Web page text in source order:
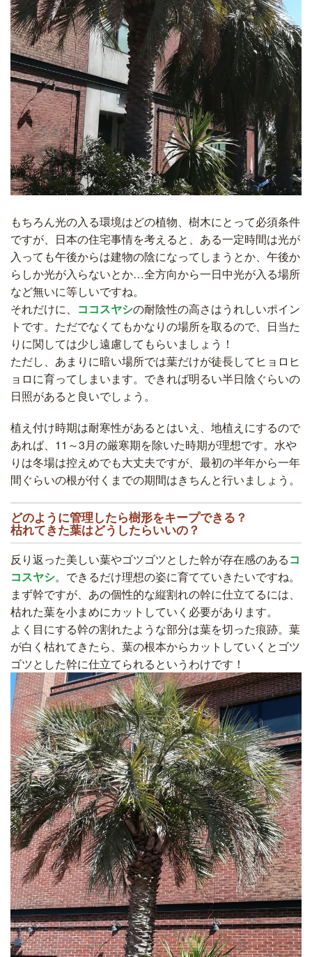
もちろん光の入る環境はどの植物、樹木にとって必須条件
ですが、日本の住宅事情を考えると、ある一定時間は光が
入っても午後からは建物の陰になってしまうとか、午後か
らしか光が入らないとか…全方向から一日中光が入る場所
など無いに等しいですね。
それだけに、 ココスヤシの耐陰性の高さはうれしいポイン
トです。ただでなくてもかなりの場所を取るので、日当た
りに関しては少し遠慮してもらいましょう！
ただし、あまりに暗い場所では葉だけが徒長してヒョロヒ
ョロに育ってしまいます。できれば明るい半日陰ぐらいの
日照があると良いでしょう。
植え付け時期は耐寒性があるとはいえ、地植えにするので
あれば、11～3月の厳寒期を除いた時期が理想です。水や
りは冬場は控えめでも大丈夫ですが、最初の半年から一年
間ぐらいの根が付くまでの期間はきちんと行いましょう。
どのように管理したら樹形をキープできる？
枯れてきた葉はどうしたらいいの？
反り返った美しい葉やゴツゴツとした幹が存在感のあるコ
コスヤシ。できるだけ理想の姿に育てていきたいですね。
まず幹ですが、あの個性的な縦割れの幹に仕立てるには、
枯れた葉を小まめにカットしていく必要があります。
よく目にする幹の割れたような部分は葉を切った痕跡。葉
が白く枯れてきたら、葉の根本からカットしていくとゴツ
ゴツとした幹に仕立てられるというわけです！